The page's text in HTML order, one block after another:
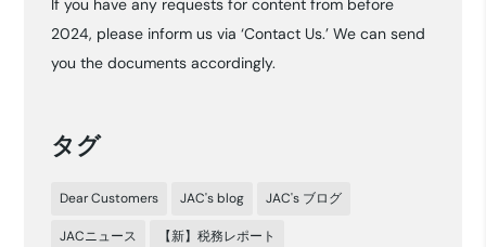
イ
ブ
If you have any requests for content from before
2024, please inform us via ‘Contact Us.’ We can send
you the documents accordingly.
タグ
Dear Customers JAC's blog JAC's ブログ
JACニュース 【新】税務レポート